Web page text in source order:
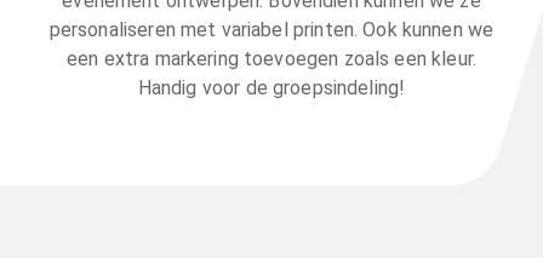
personaliseren met variabel printen. Ook kunnen we
een extra markering toevoegen zoals een kleur.
Handig voor de groepsindeling!